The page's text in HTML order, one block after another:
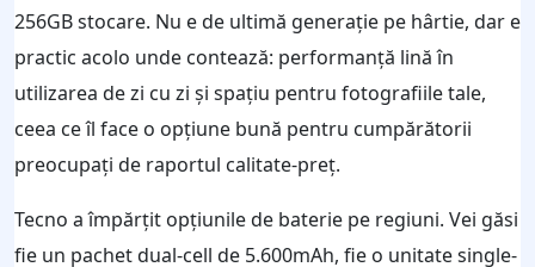
256GB stocare. Nu e de ultimă generație pe hârtie, dar e
practic acolo unde contează: performanță lină în
utilizarea de zi cu zi și spațiu pentru fotografiile tale,
ceea ce îl face o opțiune bună pentru cumpărătorii
preocupați de raportul calitate-preț.
Tecno a împărțit opțiunile de baterie pe regiuni. Vei găsi
fie un pachet dual-cell de 5.600mAh, fie o unitate single-